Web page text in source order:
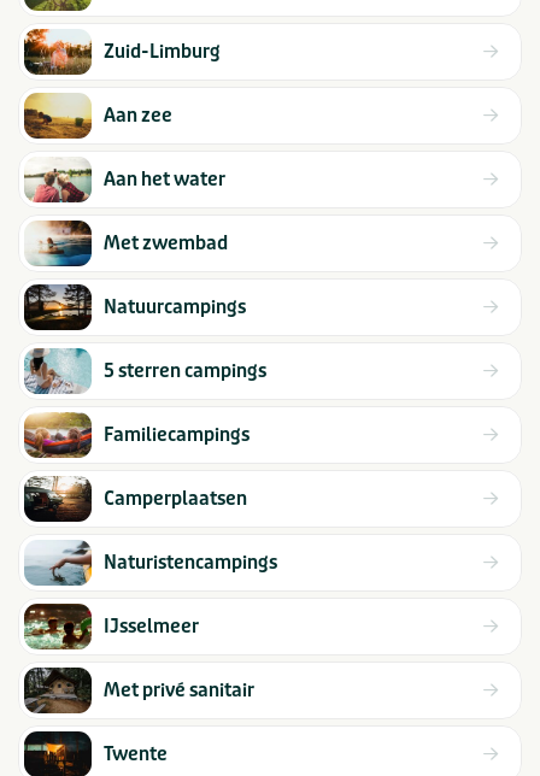
Zuid-Limburg
Aan zee
Aan het water
Met zwembad
Natuurcampings
5 sterren campings
Familiecampings
Camperplaatsen
Naturistencampings
IJsselmeer
Met privé sanitair
Twente